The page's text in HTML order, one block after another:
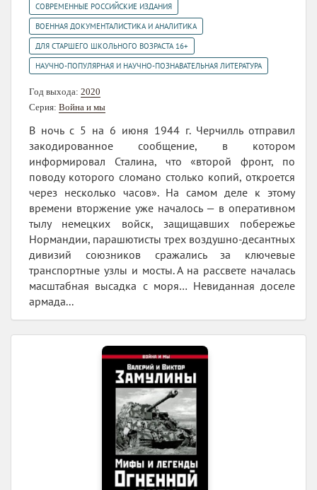
СОВРЕМЕННЫЕ РОССИЙСКИЕ ИЗДАНИЯ
ВОЕННАЯ ДОКУМЕНТАЛИСТИКА И АНАЛИТИКА
ДЛЯ СТАРШЕГО ШКОЛЬНОГО ВОЗРАСТА 16+
НАУЧНО-ПОПУЛЯРНАЯ И НАУЧНО-ПОЗНАВАТЕЛЬНАЯ ЛИТЕРАТУРА
Год выхода: 2020
Серия: Война и мы
В ночь с 5 на 6 июня 1944 г. Черчилль отправил
закодированное сообщение, в котором
информировал Сталина, что «второй фронт, по
поводу которого сломано столько копий, откроется
через несколько часов». На самом деле к этому
времени вторжение уже началось — в оперативном
тылу немецких войск, защищавших побережье
Нормандии, парашютисты трех воздушно-десантных
дивизий союзников сражались за ключевые
транспортные узлы и мосты. А на рассвете началась
масштабная высадка с моря… Невиданная доселе
армада...